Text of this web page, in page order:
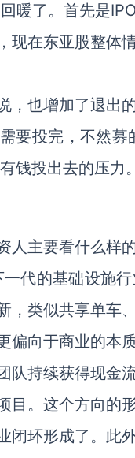
暖了。首先是
现在东亚股整体
，也增加了退出
要投完，不然
钱投出去的压力。
人主要看什么样
代的基础设施
类似共享单车
偏向于商业的本
队持续获得现金
目。这个方向的
闭环形成了。此